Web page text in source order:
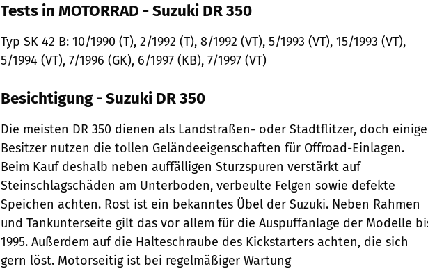
Tests in MOTORRAD - Suzuki DR 350
Typ SK 42 B: 10/1990 (T), 2/1992 (T), 8/1992 (VT), 5/1993 (VT), 15/1993 (VT),
5/1994 (VT), 7/1996 (GK), 6/1997 (KB), 7/1997 (VT)
Besichtigung - Suzuki DR 350
Die meisten DR 350 dienen als Landstraßen- oder Stadtflitzer, doch einige
Besitzer nutzen die tollen Geländeeigenschaften für Offroad-Einlagen.
Beim Kauf deshalb neben auffälligen Sturzspuren verstärkt auf
Steinschlagschäden am Unterboden, verbeulte Felgen sowie defekte
Speichen achten. Rost ist ein bekanntes Übel der Suzuki. Neben Rahmen
und Tankunterseite gilt das vor allem für die Auspuffanlage der Modelle
1995. Außerdem auf die Halteschraube des Kickstarters achten, die sich
gern löst. Motorseitig ist bei regelmäßiger Wartung